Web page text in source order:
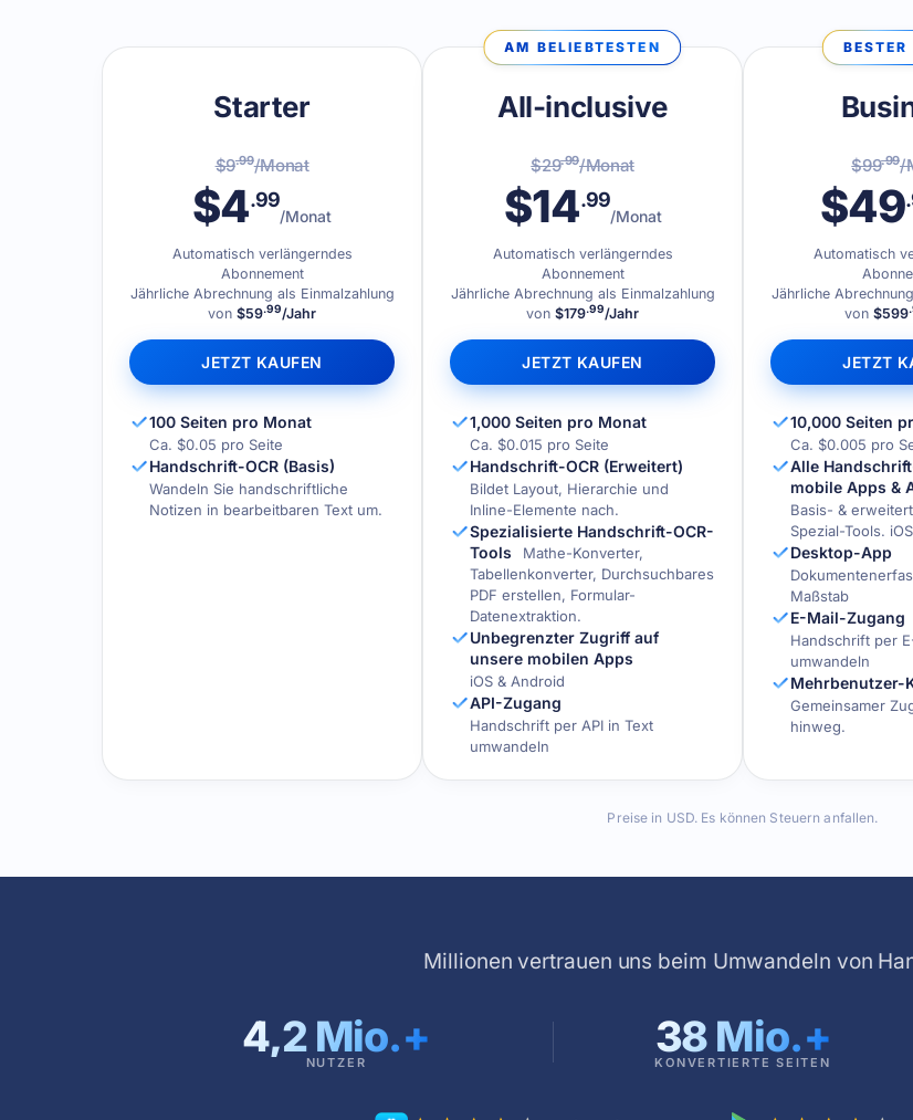
Starter
$9.99/Monat
$4.99
/Monat
Automatisch verlängerndes
Abonnement
Jährliche Abrechnung als Einmalzahlung
von $59.99/Jahr
JETZT KAUFEN
100 Seiten pro Monat
Ca. $0.05 pro Seite
Handschrift-OCR (Basis)
Wandeln Sie handschriftliche
Notizen in bearbeitbaren Text um.
AM BELIEBTESTEN
All-inclusive
$29.99/Monat
$14.99
/Monat
Automatisch verlängerndes
Abonnement
Jährliche Abrechnung als Einmalzahlung
von $179.99/Jahr
JETZT KAUFEN
1,000 Seiten pro Monat
Ca. $0.015 pro Seite
Handschrift-OCR (Erweitert)
Bildet Layout, Hierarchie und
Inline-Elemente nach.
Spezialisierte Handschrift-OCR-
Tools
Mathe-Konverter,
Tabellenkonverter, Durchsuchbares
PDF erstellen, Formular-
Datenextraktion.
Unbegrenzter Zugriff auf
unsere mobilen Apps
iOS & Android
API-Zugang
Handschrift per API in Text
umwandeln
BESTER
$99.99/
$49
Automatisch
Jährliche
von $599
JETZT
10,000 Seiten
Ca. $0.005 pro
Alle
mobile Apps &
Basis- &
Spezial-Tools.
Desktop-App
Maßstab
E-Mail-Zugang
Handschrift per
umwandeln
Mehrbenutzer-
Gemeinsamer
hinweg.
Preise in USD. Es können Steuern anfallen.
Millionen vertrauen uns beim Umwandeln von
4,2 Mio.+
NUTZER
38 Mio.+
KONVERTIERTE SEITEN